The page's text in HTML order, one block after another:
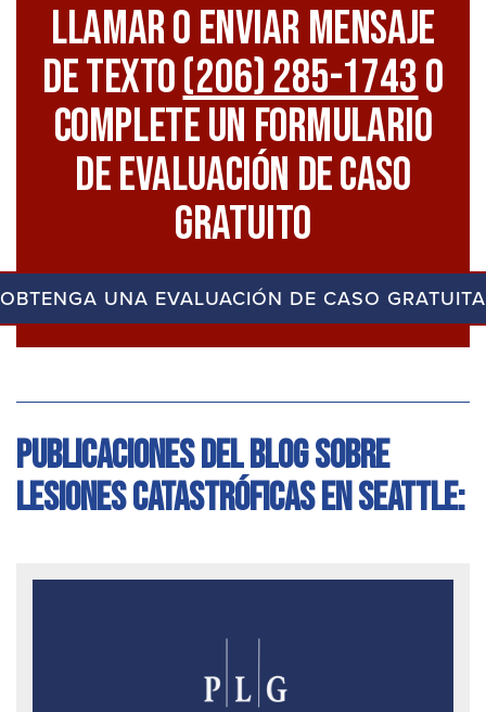
Llamar O Enviar Mensaje
De Texto(206) 285-1743O
Complete Un Formulario
De Evaluación De Caso
Gratuito
OBTENGA UNA EVALUACIÓN DE CASO GRATUITA
Publicaciones del blog sobre
lesiones catastróficas en Seattle: